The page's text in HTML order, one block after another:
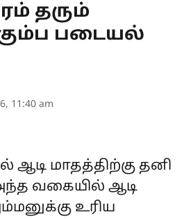
தரும்
படையல்
11:40 am
ஆடி மாதத்திற்கு தனி
வகையில் ஆடி
உரிய